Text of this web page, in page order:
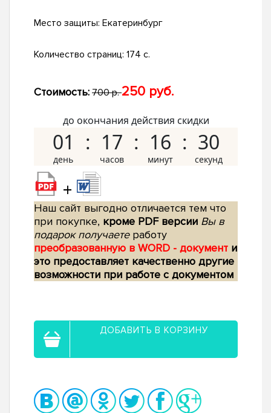
Место защиты: Екатеринбург
Количество страниц: 174 с.
Стоимость: 700 р.250 руб.
до окончания действия скидки
01 17 16 29
+
Наш сайт выгодно отличается тем что
при покупке, кроме PDF версии Вы в
подарок получаетеработу
преобразованную в WORD - документ и
это предоставляет качественно другие
возможности при работе с документом
ДОБАВИТЬ В КОРЗИНУ